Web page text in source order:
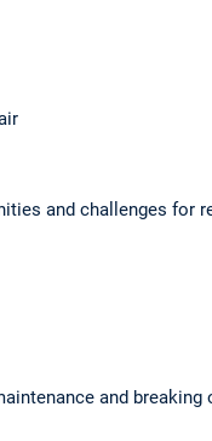
and challenges for
and